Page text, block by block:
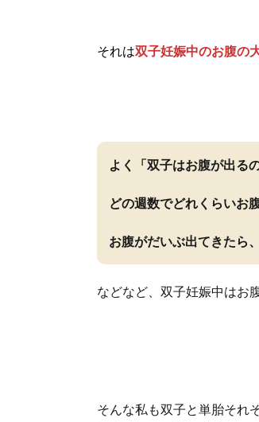
それは双子妊娠中のお腹の
よく「双子はお腹が出る
どの週数でどれくらいお
お腹がだいぶ出てきたら
などなど、双子妊娠中はお
そんな私も双子と単胎それ